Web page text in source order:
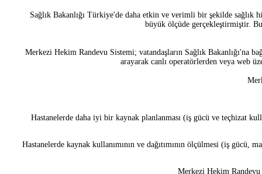
Sağlık Bakanlığı Türkiye'de daha etkin ve verimli bir şekilde sağlık
büyük ölçüde gerçekleştirmiştir.
Merkezi Hekim Randevu Sistemi; vatandaşların Sağlık Bakanlığı'na
arayarak canlı operatörlerden veya web
Hastanelerde daha iyi bir kaynak planlanması (iş gücü ve teçhizat
Hastanelerde kaynak kullanımının ve dağıtımının ölçülmesi (iş
Merkezi Hekim